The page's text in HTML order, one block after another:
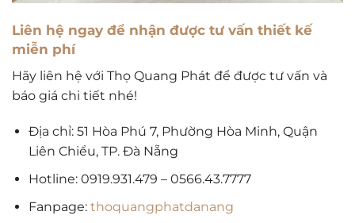
Liên hệ ngay để nhận được tư vấn thiết kế
miễn phí
Hãy liên hệ với Thọ Quang Phát để được tư vấn và
báo giá chi tiết nhé!
Địa chỉ: 51 Hòa Phú 7, Phường Hòa Minh, Quận
Liên Chiểu, TP. Đà Nẵng
Hotline: 0919.931.479 – 0566.43.7777
Fanpage: thoquangphatdanang